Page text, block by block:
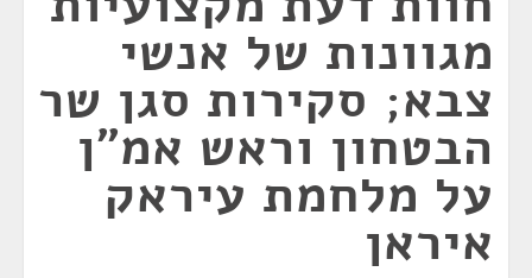
מגוונות של אנשי
צבא; סקירות סגן שר
הבטחון וראש אמ"ן
על מלחמת עיראק
איראן